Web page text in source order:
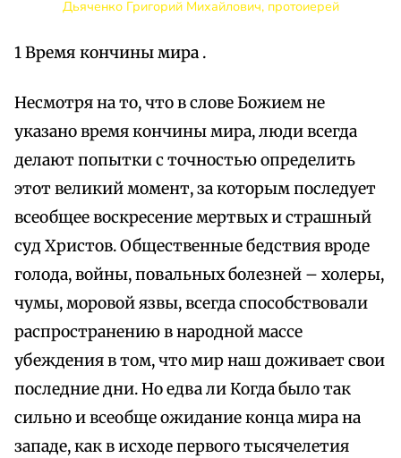
Дьяченко Григорий Михайлович, протоиерей
1 Время кончины мира .
Несмотря на то, что в слове Божием не
указано время кончины мира, люди всегда
делают попытки с точностью определить
этот великий момент, за которым последует
всеобщее воскресение мертвых и страшный
суд Христов. Общественные бедствия вроде
голода, войны, повальных болезней – холеры,
чумы, моровой язвы, всегда способствовали
распространению в народной массе
убеждения в том, что мир наш доживает свои
последние дни. Но едва ли Когда было так
сильно и всеобще ожидание конца мира на
западе, как в исходе первого тысячелетия